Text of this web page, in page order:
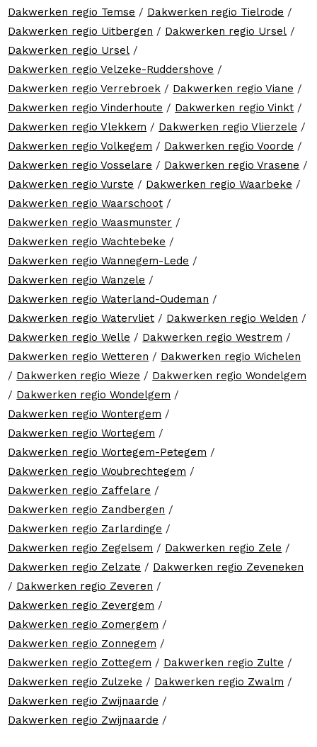
Dakwerken regio Temse / Dakwerken regio Tielrode /
Dakwerken regio Uitbergen / Dakwerken regio Ursel /
Dakwerken regio Ursel /
Dakwerken regio Velzeke-Ruddershove /
Dakwerken regio Verrebroek / Dakwerken regio Viane /
Dakwerken regio Vinderhoute / Dakwerken regio Vinkt /
Dakwerken regio Vlekkem / Dakwerken regio Vlierzele /
Dakwerken regio Volkegem / Dakwerken regio Voorde /
Dakwerken regio Vosselare / Dakwerken regio Vrasene /
Dakwerken regio Vurste / Dakwerken regio Waarbeke /
Dakwerken regio Waarschoot /
Dakwerken regio Waasmunster /
Dakwerken regio Wachtebeke /
Dakwerken regio Wannegem-Lede /
Dakwerken regio Wanzele /
Dakwerken regio Waterland-Oudeman /
Dakwerken regio Watervliet / Dakwerken regio Welden /
Dakwerken regio Welle / Dakwerken regio Westrem /
Dakwerken regio Wetteren / Dakwerken regio Wichelen
/ Dakwerken regio Wieze / Dakwerken regio Wondelgem
/ Dakwerken regio Wondelgem /
Dakwerken regio Wontergem /
Dakwerken regio Wortegem /
Dakwerken regio Wortegem-Petegem /
Dakwerken regio Woubrechtegem /
Dakwerken regio Zaffelare /
Dakwerken regio Zandbergen /
Dakwerken regio Zarlardinge /
Dakwerken regio Zegelsem / Dakwerken regio Zele /
Dakwerken regio Zelzate / Dakwerken regio Zeveneken
/ Dakwerken regio Zeveren /
Dakwerken regio Zevergem /
Dakwerken regio Zomergem /
Dakwerken regio Zonnegem /
Dakwerken regio Zottegem / Dakwerken regio Zulte /
Dakwerken regio Zulzeke / Dakwerken regio Zwalm /
Dakwerken regio Zwijnaarde /
Dakwerken regio Zwijnaarde /